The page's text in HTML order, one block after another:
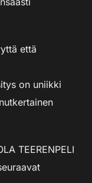
että
on uniikki
TEERENPELI